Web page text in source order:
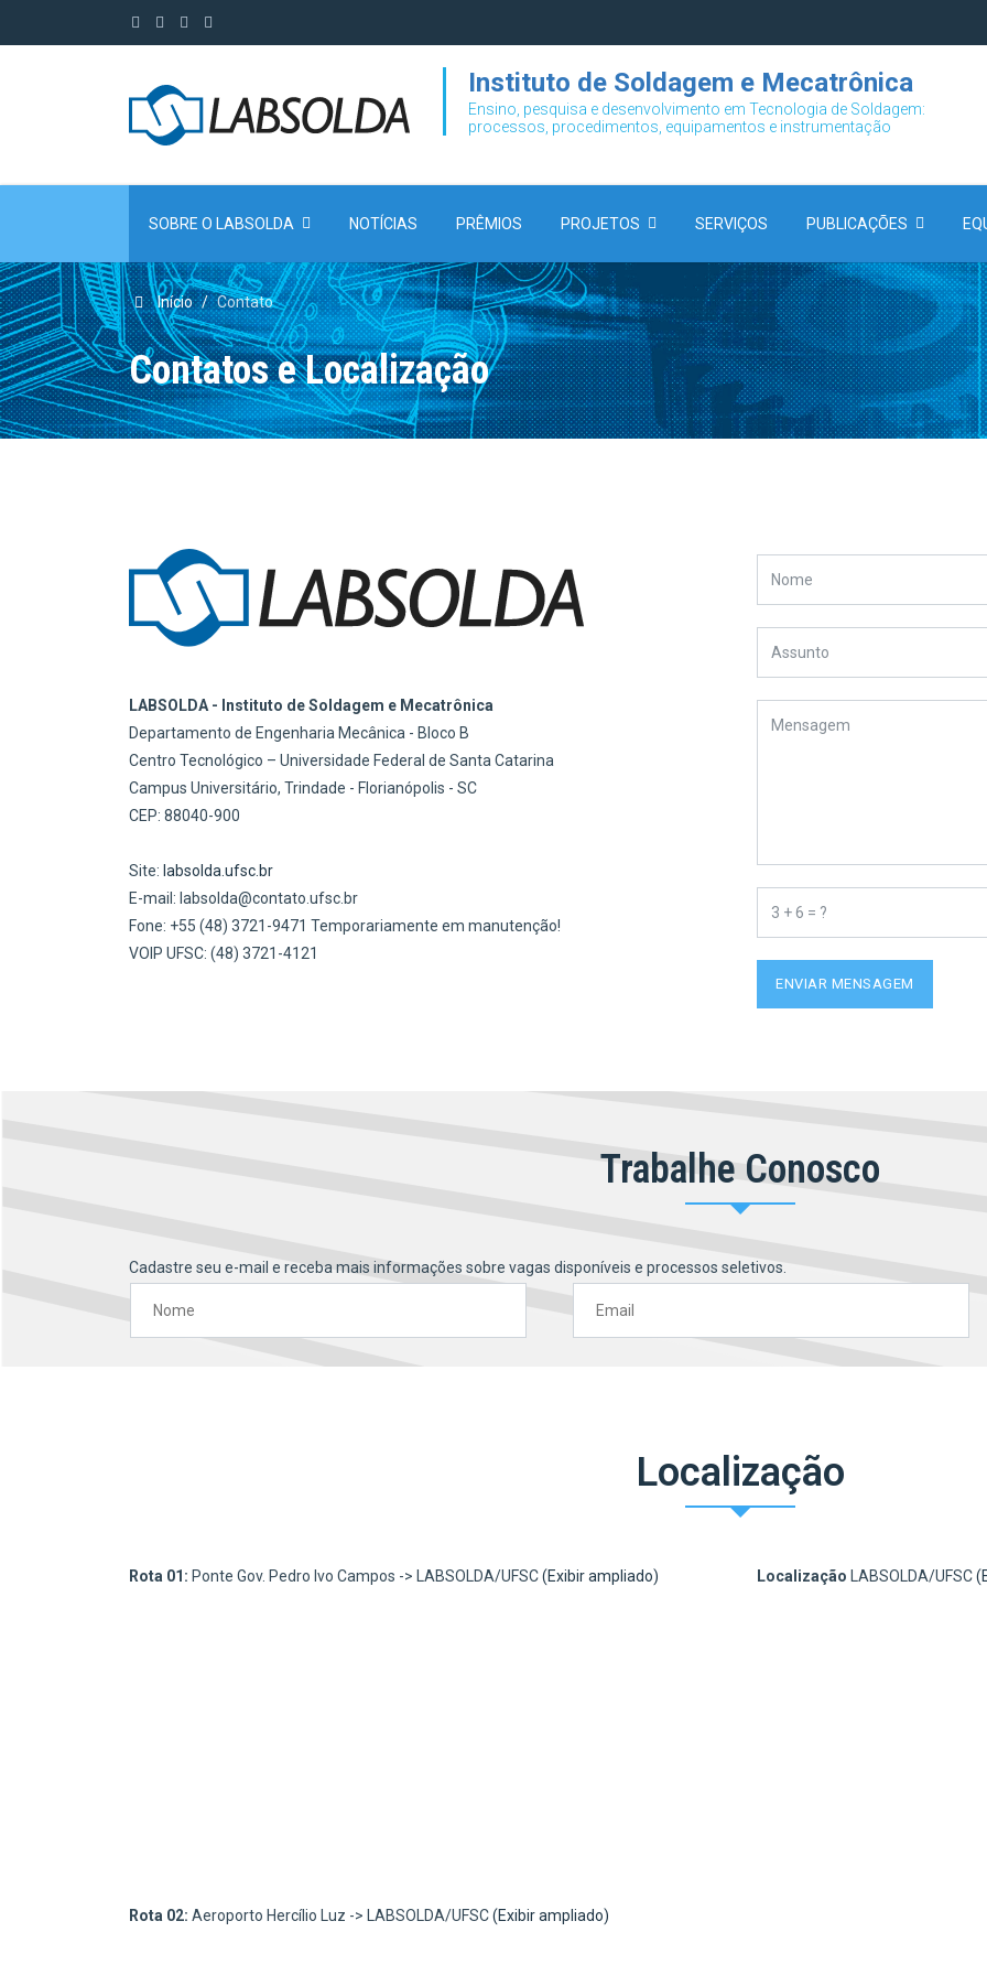
Instituto de Soldagem e Mecatrônica
Ensino, pesquisa e desenvolvimento em Tecnologia de Soldagem:
processos, procedimentos, equipamentos e instrumentação
SOBRE O LABSOLDA NOTÍCIAS PRÊMIOS PROJETOS SERVIÇOS PUBLICAÇÕES
Contatos e Localização
Início Contato
LABSOLDA - Instituto de Soldagem e Mecatrônica
Departamento de Engenharia Mecânica - Bloco B
Centro Tecnológico – Universidade Federal de Santa Catarina
Campus Universitário, Trindade - Florianópolis - SC
CEP: 88040-900
Site: labsolda.ufsc.br
E-mail: labsolda@contato.ufsc.br
Fone: +55 (48) 3721-9471 Temporariamente em manutenção!
VOIP UFSC: (48) 3721-4121
?
ENVIAR MENSAGEM
Trabalhe Conosco
Cadastre seu e-mail e receba mais informações sobre vagas disponíveis e processos seletivos.
Localização
Rota 01: Ponte Gov. Pedro Ivo Campos -> LABSOLDA/UFSC(Exibir ampliado)
Rota 02: Aeroporto Hercílio Luz -> LABSOLDA/UFSC(Exibir ampliado)
Localização LABSOLDA/UFSC